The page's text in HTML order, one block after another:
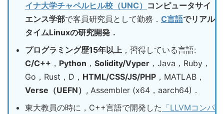
イナ大学チャペルヒル校（UNC） コンピュータサイ
エンス学部で客員研究員として勤務． C言語でリアル
タイムLinuxの研究開発．
プログラミング歴15年以上 ，習得している言語:
C/C++ ， Python ， Solidity/Vyper ，Java，Ruby，
Go，Rust，D， HTML/CSS/JS/PHP ，MATLAB，
Verse（UEFN） , Assembler (x64，aarch64)．
東大教員の時に，C++言語で開発した 「LLVMコンパ